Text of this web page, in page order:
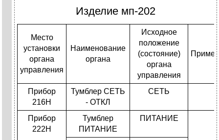
Изделие мп-202
Место
установки
органа
управления
Наименование
органа
Исходное
положение
(состояние)
органа
управления
Прибор
216H
Тумблер СЕТЬ
- ОТКЛ
СЕТЬ
Прибор
222H
Тумблер
ПИТАНИЕ
ПИТАНИЕ